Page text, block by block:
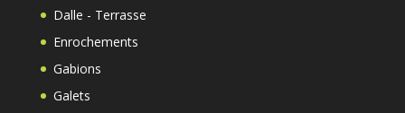
Dalle - Terrasse
Enrochements
Gabions
Galets